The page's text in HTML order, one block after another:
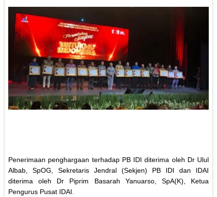
Penerimaan penghargaan terhadap PB IDI diterima oleh Dr Ulul
Albab, SpOG, Sekretaris Jendral (Sekjen) PB IDI dan IDAI
diterima oleh Dr Piprim Basarah Yanuarso, SpA(K), Ketua
Pengurus Pusat IDAI.